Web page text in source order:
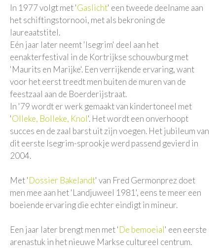
In 1977 volgt met 'Gaslicht' een tweede deelname aan
het schiftingstornooi, met als bekroning de
laureaatstitel.
Eén jaar later neemt 'Isegrim' deel aan het
eenakterfestival in de Kortrijkse schouwburg met
'Maurits en Marijke'. Een verrijkende ervaring, want
voor het eerst treedt men buiten de muren van de
feestzaal aan de Boerderijstraat.
In '79 wordt er werk gemaakt van kindertoneel met
'Olleke, Bolleke, Knol'. Het wordt een onverhoopt
succes en de zaal barst uit zijn voegen. Het jubileum van
dit eerste Isegrim-sprookje werd passend gevierd in
2004.
Met 'Dossier Bakelandt' van Fred Germonprez doet
men mee aan het 'Landjuweel 1981', eens te meer een
boeiende ervaring die echter eindigt in mineur.
Een jaar later brengt men met 'De bemoeial' een eerste
arenastuk in het nieuwe Markse cultureel centrum.